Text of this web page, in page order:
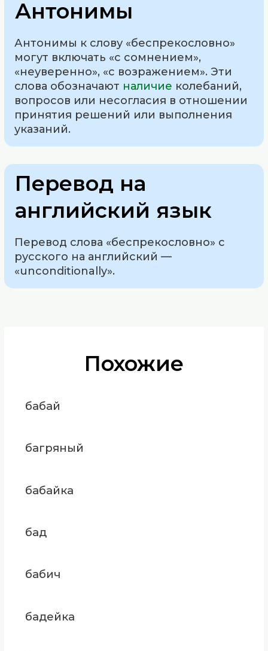
Антонимы
Антонимы к слову «беспрекословно»
могут включать «с сомнением»,
«неуверенно», «с возражением». Эти
слова обозначают наличие колебаний,
вопросов или несогласия в отношении
принятия решений или выполнения
указаний.
Перевод на
английский язык
Перевод слова «беспрекословно» с
русского на английский —
«unconditionally».
Похожие
бабай
багряный
бабайка
бад
бабич
бадейка